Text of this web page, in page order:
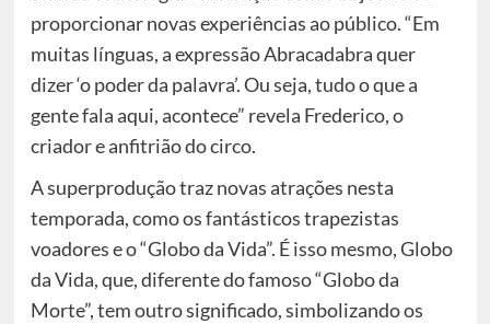
proporcionar novas experiências ao público. “Em
muitas línguas, a expressão Abracadabra quer
dizer ‘o poder da palavra’. Ou seja, tudo o que a
gente fala aqui, acontece” revela Frederico, o
criador e anfitrião do circo.
A superprodução traz novas atrações nesta
temporada, como os fantásticos trapezistas
voadores e o “Globo da Vida”. É isso mesmo, Globo
da Vida, que, diferente do famoso “Globo da
Morte”, tem outro significado, simbolizando os